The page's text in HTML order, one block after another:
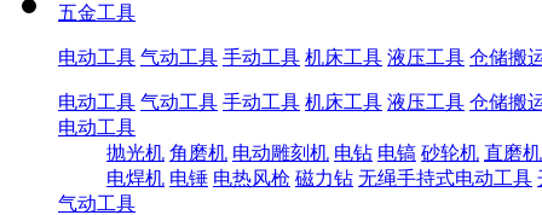
五金工具
电动工具 气动工具 手动工具 机床工具 液压工具 仓储搬
电动工具 气动工具 手动工具 机床工具 液压工具 仓储搬
电动工具
抛光机 角磨机 电动雕刻机 电钻 电镐 砂轮机 直磨机
电焊机 电锤 电热风枪 磁力钻 无绳手持式电动工具
气动工具